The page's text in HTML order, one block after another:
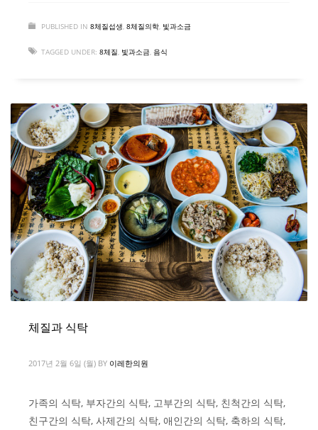
PUBLISHED IN 8체질섭생, 8체질의학, 빛과소금
TAGGED UNDER: 8체질, 빛과소금, 음식
체질과 식탁
2017년 2월 6일 (월) BY 이레한의원
가족의 식탁, 부자간의 식탁, 고부간의 식탁, 친척간의 식탁,
친구간의 식탁, 사제간의 식탁, 애인간의 식탁, 축하의 식탁,